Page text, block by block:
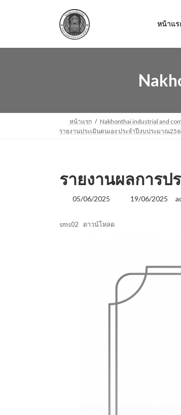
หน้าแร
หน้าแรก Nakhonthai industrial and
รายงานประเมินตนเอง ประจำปีงบประมาณ
รายงานผลการ
05/06/2025
Last
19/06/2025
sms02 ดาวน์โหลด